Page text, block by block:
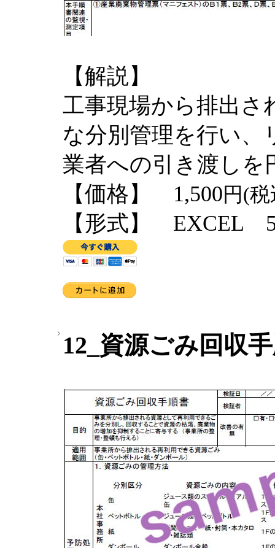
【解説】
工事現場から排出さ
な分別管理を行い、
業者への引き渡しを
【価格】 1,500円(
【形式】 EXCEL
12_資源ごみ回収